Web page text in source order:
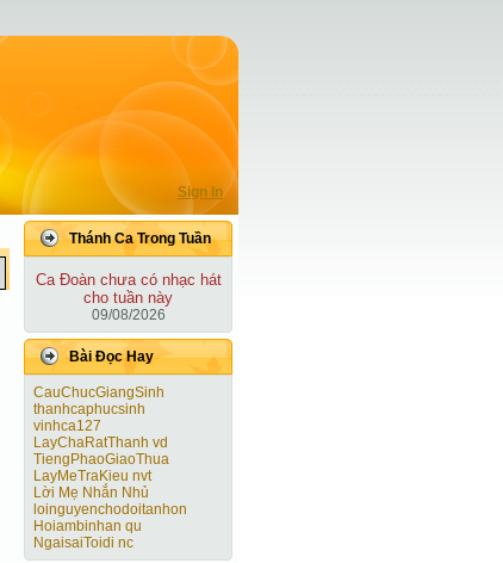
Sign In
Thánh Ca Trong Tuần
Ca Ðoàn chưa có nhạc hát
cho tuần này
09/08/2026
Bài Ðọc Hay
CauChucGiangSinh
thanhcaphucsinh
vinhca127
LayChaRatThanh vd
TiengPhaoGiaoThua
LayMeTraKieu nvt
Lời Mẹ Nhắn Nhủ
loinguyenchodoitanhon
Hoiambinhan qu
NgaisaiToidi nc